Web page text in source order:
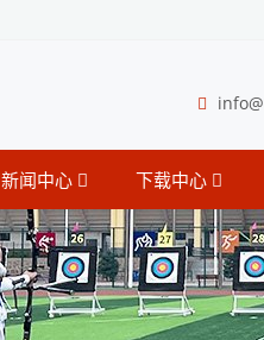
新闻中心 下载中心